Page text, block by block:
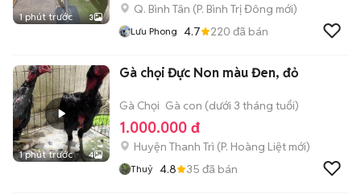
1 phút trước 3
Q. Bình Tân (P. Bình Trị Đông mới)
Lưu Phong 4.7 220 đã bán
1 phút trước 4
Gà chọi Đực Non màu Đen, đỏ
Gà Chọi Gà con (dưới 3 tháng tuổi)
1.000.000 đ
Huyện Thanh Trì (P. Hoàng Liệt mới)
Thuỷ 4.8 35 đã bán